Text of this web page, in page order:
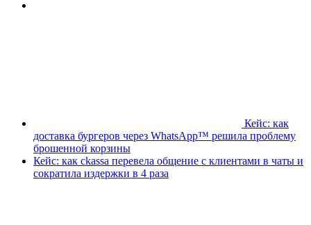
Кейс: как
доставка бургеров через WhatsApp™ решила проблему
брошенной корзины
Кейс: как ckassa перевела общение с клиентами в чаты и
сократила издержки в 4 раза